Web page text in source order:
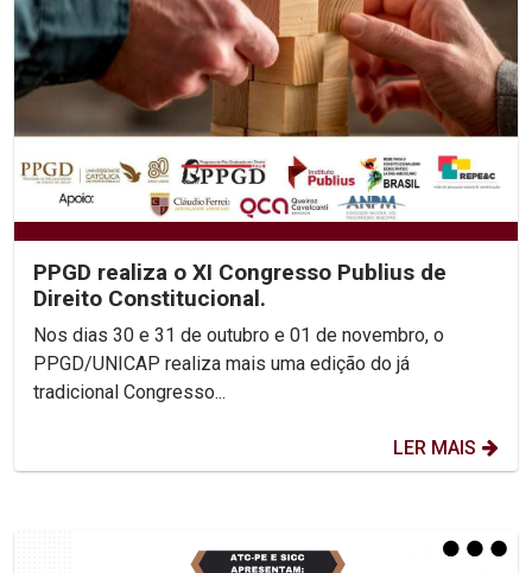
PPGD realiza o XI Congresso Publius de
Direito Constitucional.
Nos dias 30 e 31 de outubro e 01 de novembro, o
PPGD/UNICAP realiza mais uma edição do já
tradicional Congresso...
LER MAIS